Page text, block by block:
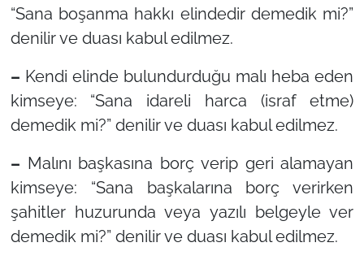
“Sana boşanma hakkı elindedir demedik mi?”
denilir ve duası kabul edilmez.
– Kendi elinde bulundurduğu malı heba eden
kimseye: “Sana idareli harca (israf etme)
demedik mi?” denilir ve duası kabul edilmez.
– Malını başkasına borç verip geri alamayan
kimseye: “Sana başkalarına borç verirken
şahitler huzurunda veya yazılı belgeyle ver
demedik mi?” denilir ve duası kabul edilmez.